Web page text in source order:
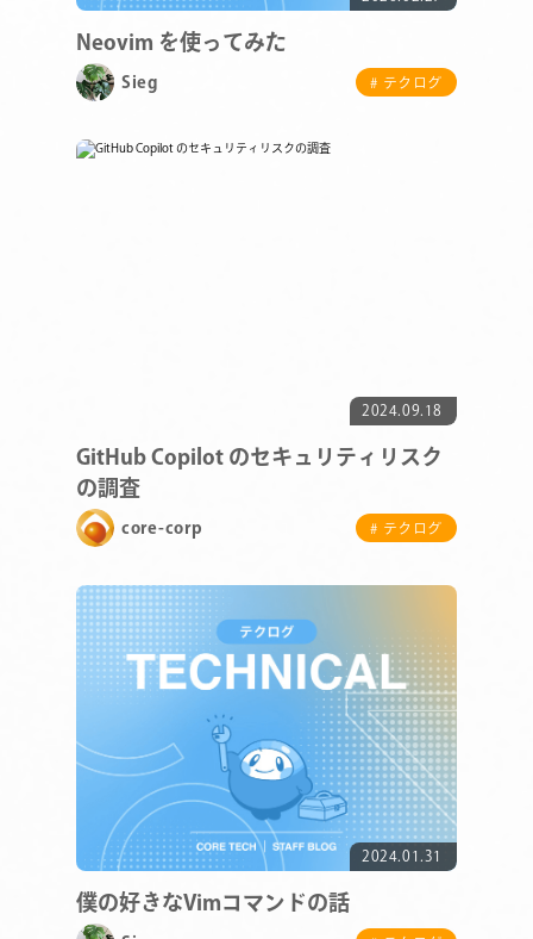
Neovim を使ってみた
Sieg # テクログ
2024.09.18
GitHub Copilot のセキュリティリスク
の調査
core-corp # テクログ
2024.01.31
僕の好きなVimコマンドの話